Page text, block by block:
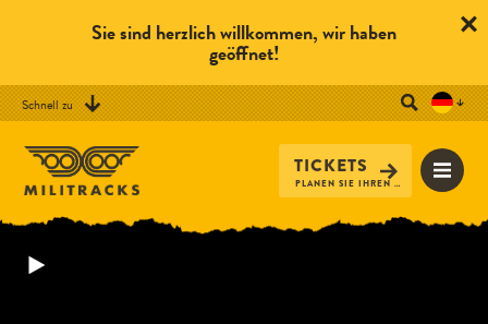
Schnell zu
TICKETS
PLANEN SIE IHREN BESUCH
Sie sind herzlich willkommen, wir haben
geöffnet!